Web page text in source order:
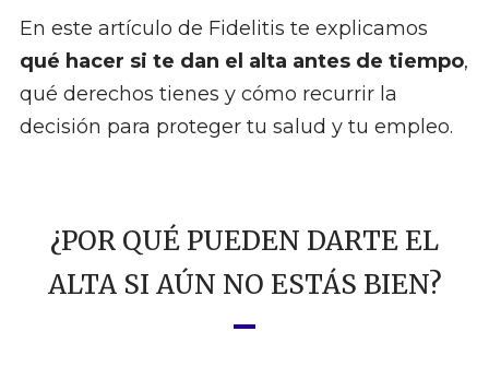
En este artículo de Fidelitis te explicamos
qué hacer si te dan el alta antes de tiempo,
qué derechos tienes y cómo recurrir la
decisión para proteger tu salud y tu empleo.
¿POR QUÉ PUEDEN DARTE EL
ALTA SI AÚN NO ESTÁS BIEN?